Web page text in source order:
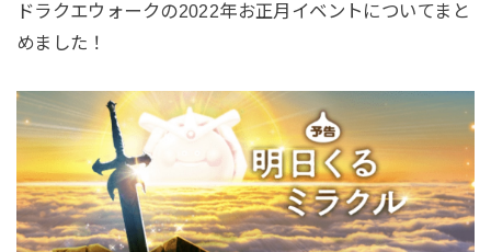
ドラクエウォークの2022年お正月イベントについてまと
めました！